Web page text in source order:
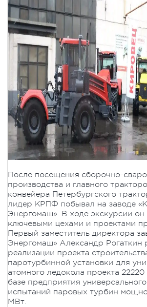
После посещения сборочно-
производства и главного
конвейера Петербургского
лидер КРПФ побывал на заводе
Энергомаш». В ходе экскурсии он
ключевыми цехами и проектами
Первый заместитель директора
Энергомаш» Александр Рогаткин
реализации проекта
паротурбинной установки для
атомного ледокола проекта
базе предприятия
испытаний паровых турбин
МВт.